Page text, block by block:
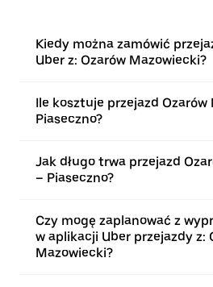
Kiedy można zamówić
Uber z: Ozarów Mazowiecki?
Ile kosztuje przejazd Ozarów
Piaseczno?
Jak długo trwa przejazd
– Piaseczno?
Czy mogę zaplanować z
w aplikacji Uber przejazdy z:
Mazowiecki?